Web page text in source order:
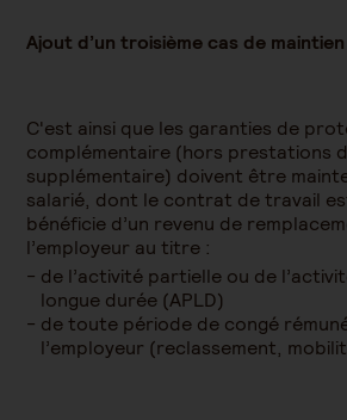
Ajout d’un troisième cas de
C'est ainsi que les garanties de
complémentaire (hors prestations
supplémentaire) doivent être
salarié, dont le contrat de travail
bénéficie d’un revenu de
l’employeur au titre :
de l’activité partielle ou de
longue durée (APLD)
de toute période de congé
l’employeur (reclassement,